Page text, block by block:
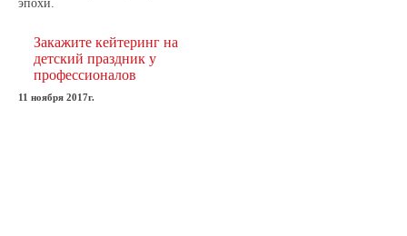
эпохи.
Закажите кейтеринг на
детский праздник у
профессионалов
11 ноября 2017г.